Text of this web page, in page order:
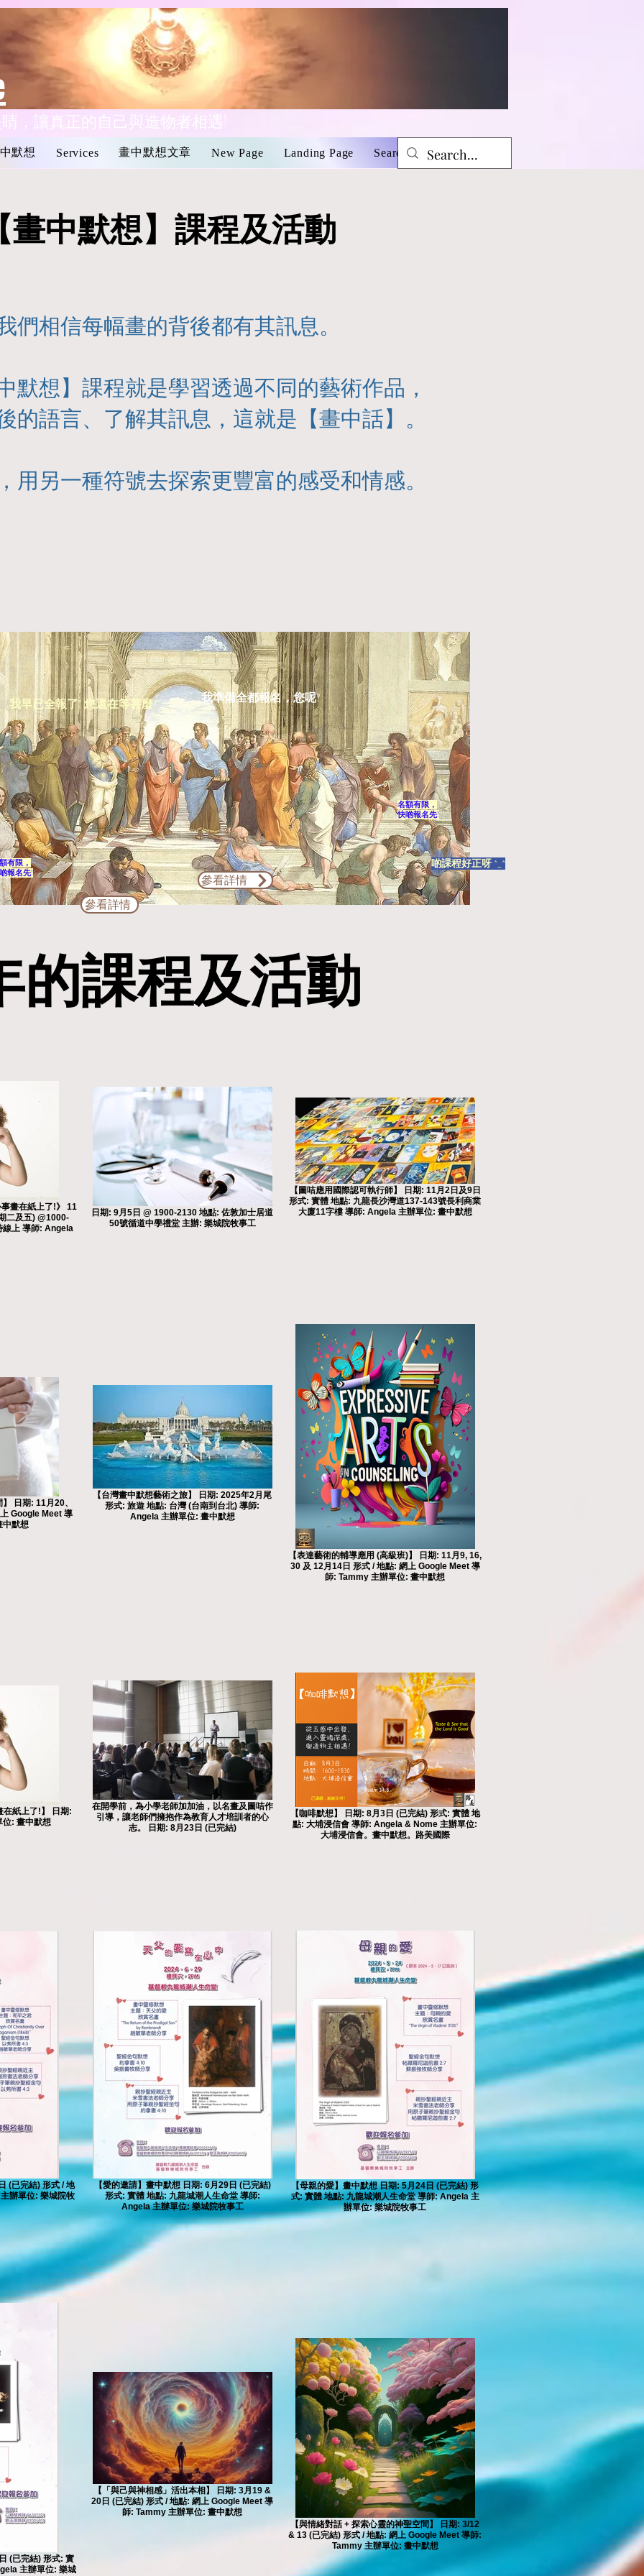
，讓真正的自己與造物者相遇!
默想 Services 畫中默想文章 New Page Landing Page Search Results
畫中默想】課程及活動
畫中默想】課程及活動
們相信每幅畫的背後都有其訊息。
默想】課程就是學習透過不同的藝術作品，
的語言、了解其訊息，這就是【畫中話】。
用另一種符號去探索更豐富的感受和情感。
參看詳情
我準備全都報名，您呢?
我早已全報了! 您還在等甚麼?
名額有限，
快啲報名先!
啲課程好正呀 ^_^
有限，
報名先!
參看詳情
的課程及活動
的課程及活動
畫在紙上了!》 11
二及五) @1000-
線上 導師: Angela
日期: 9月5日 @ 1900-2130 地點: 佐敦加士居道
50號循道中學禮堂 主辦: 樂城院牧事工
【圖咭應用國際認可執行師】 日期: 11月2日及9日
形式: 實體 地點: 九龍長沙灣道137-143號長利商業
大廈11字樓 導師: Angela 主辦單位: 畫中默想
日期: 11月20、
Google Meet 導
中默想
【台灣畫中默想藝術之旅】 日期: 2025年2月尾
形式: 旅遊 地點: 台灣 (台南到台北) 導師:
Angela 主辦單位: 畫中默想
【表達藝術的輔導應用 (高級班)】 日期: 11月9, 16,
30 及 12月14日 形式 / 地點: 網上 Google Meet 導
師: Tammy 主辦單位: 畫中默想
在紙上了!】 日期:
: 畫中默想
在開學前，為小學老師加加油，以名畫及圖咭作
引導，讓老師們擁抱作為教育人才培訓者的心
志。 日期: 8月23日 (已完結)
【咖啡默想】 日期: 8月3日 (已完結) 形式: 實體 地
點: 大埔浸信會 導師: Angela & Nome 主辦單位:
大埔浸信會。畫中默想。路美國際
(已完結) 形式 / 地
辦單位: 樂城院牧
【愛的邀請】畫中默想 日期: 6月29日 (已完結)
形式: 實體 地點: 九龍城潮人生命堂 導師:
Angela 主辦單位: 樂城院牧事工
【母親的愛】畫中默想 日期: 5月24日 (已完結) 形
式: 實體 地點: 九龍城潮人生命堂 導師: Angela 主
辦單位: 樂城院牧事工
(已完結) 形式: 實
主辦單位: 樂城
【「與己與神相感」活出本相】 日期: 3月19 &
20日 (已完結) 形式 / 地點: 網上 Google Meet 導
師: Tammy 主辦單位: 畫中默想
【與情緒對話 + 探索心靈的神聖空間】 日期: 3/12
& 13 (已完結) 形式 / 地點: 網上 Google Meet 導師:
Tammy 主辦單位: 畫中默想